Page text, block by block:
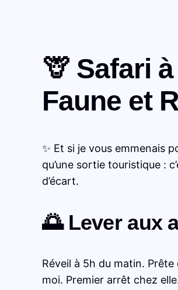
🦒 Safari
Faune et
✨ Et si je vous emmenais
qu’une sortie touristique :
d’écart.
🌅 Lever aux
Réveil à 5h du matin.
moi. Premier arrêt chez